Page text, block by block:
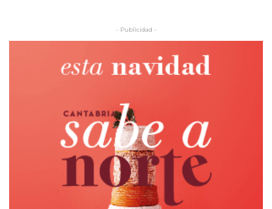
- Publicidad -